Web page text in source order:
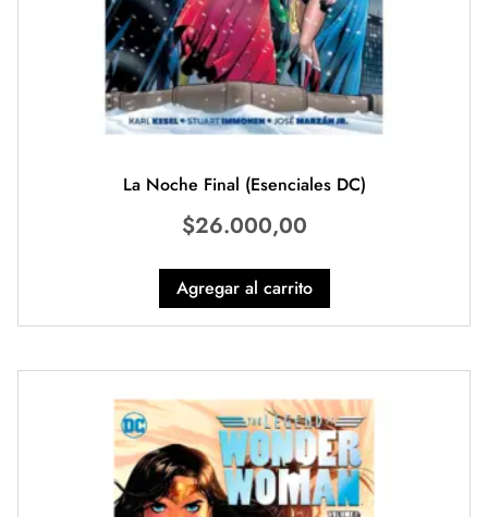
La Noche Final (Esenciales DC)
$26.000,00
Agregar al carrito